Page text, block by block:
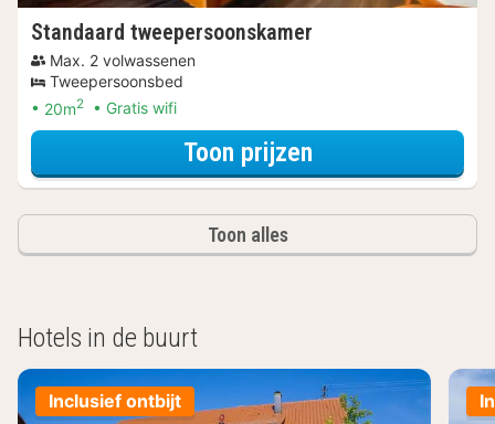
Standaard tweepersoonskamer
Max. 2 volwassenen
Tweepersoonsbed
20m2 Gratis wifi
Toon prijzenvoor Standaard
Toon alles
Hotels in de buurt
Inclusief ontbijt